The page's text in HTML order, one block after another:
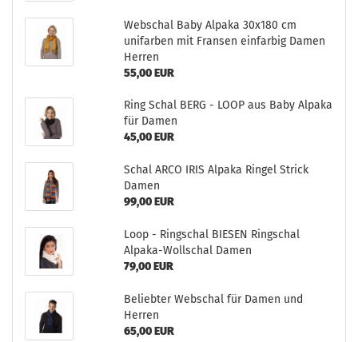
Webschal Baby Alpaka 30x180 cm
unifarben mit Fransen einfarbig Damen
Herren
55,00 EUR
Ring Schal BERG - LOOP aus Baby Alpaka
für Damen
45,00 EUR
Schal ARCO IRIS Alpaka Ringel Strick
Damen
99,00 EUR
Loop - Ringschal BIESEN Ringschal
Alpaka-Wollschal Damen
79,00 EUR
Beliebter Webschal für Damen und
Herren
65,00 EUR